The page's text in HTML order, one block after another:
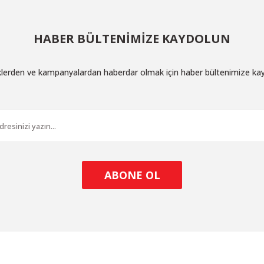
HABER BÜLTENİMİZE KAYDOLUN
ve kampanyalardan haberdar olmak için haber bültenimize
ABONE OL